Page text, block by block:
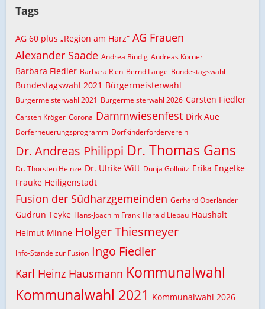
Tags
AG 60 plus „Region am Harz“ AG Frauen
Alexander Saade Andrea Bindig Andreas Körner
Barbara Fiedler Barbara Rien Bernd Lange Bundestagswahl
Bundestagswahl 2021 Bürgermeisterwahl
Bürgermeisterwahl 2021 Bürgermeisterwahl 2026 Carsten Fiedler
Carsten Kröger Corona Dammwiesenfest Dirk Aue
Dorferneuerungsprogramm Dorfkinderförderverein
Dr. Andreas Philippi Dr. Thomas Gans
Dr. Thorsten Heinze Dr. Ulrike Witt Dunja Göllnitz Erika Engelke
Frauke Heiligenstadt
Fusion der Südharzgemeinden Gerhard Oberländer
Gudrun Teyke Hans-Joachim Frank Harald Liebau Haushalt
Helmut Minne Holger Thiesmeyer
Info-Stände zur Fusion Ingo Fiedler
Karl Heinz Hausmann Kommunalwahl
Kommunalwahl 2021 Kommunalwahl 2026